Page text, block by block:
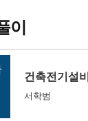
이
건축전기설
서학범